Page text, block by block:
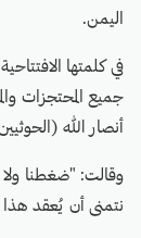
اليمن.
في كلمتها
جميع المحتجزات
أنصار الله
وقالت: "ضغطنا ولا
نتمنى أن يُعقد